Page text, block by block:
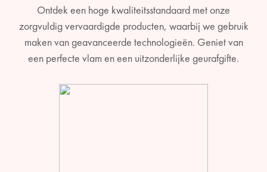
Ontdek een hoge kwaliteitsstandaard met onze
zorgvuldig vervaardigde producten, waarbij we gebruik
maken van geavanceerde technologieën. Geniet van
een perfecte vlam en een uitzonderlijke geurafgifte.